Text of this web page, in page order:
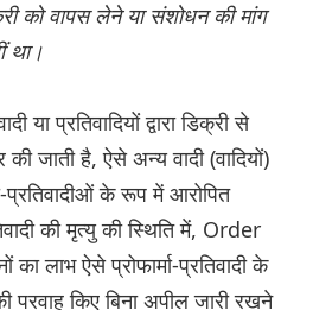
को वापस लेने या संशोधन की मांग
था।
या प्रतिवादियों द्वारा डिक्री से
जाती है, ऐसे अन्य वादी (वादियों)
प्रतिवादीओं के रूप में आरोपित
की मृत्यु की स्थिति में, Order
लाभ ऐसे प्रोफार्मा-प्रतिवादी के
किए बिना अपील जारी रखने